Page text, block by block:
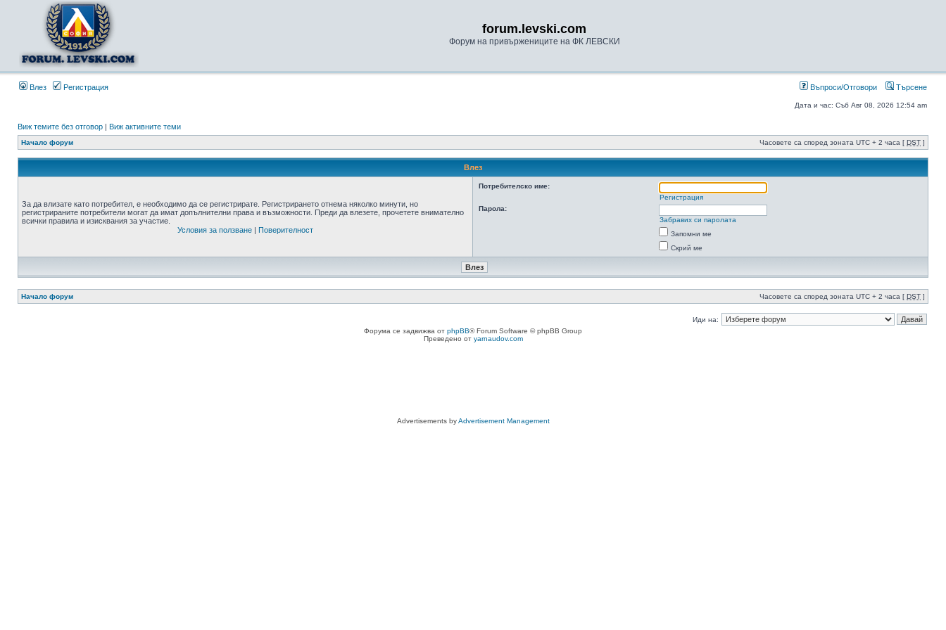
forum.levski.com
Форум на привържениците на ФК ЛЕВСКИ
Влез Регистрация Въпроси/Отговори Търсене
Дата и час: Съб Авг 08, 2026 12:54 am
Виж темите без отговор | Виж активните теми
Начало форум Часовете са според зоната UTC + 2 часа [ DST ]
Влез
За да влизате като потребител, е необходимо да се регистрирате. Регистрирането отнема няколко минути, но
регистрираните потребители могат да имат допълнителни права и възможности. Преди да влезете, прочетете внимателно
всички правила и изисквания за участие.
Условия за ползване | Поверителност
Потребителско име:
Регистрация
Парола:
Забравих си паролата
Запомни ме
Скрий ме
Начало форум Часовете са според зоната UTC + 2 часа [ DST ]
Иди на:
Форума се задвижва от phpBB® Forum Software © phpBB Group
Преведено от yarnaudov.com
Advertisements byAdvertisement Management